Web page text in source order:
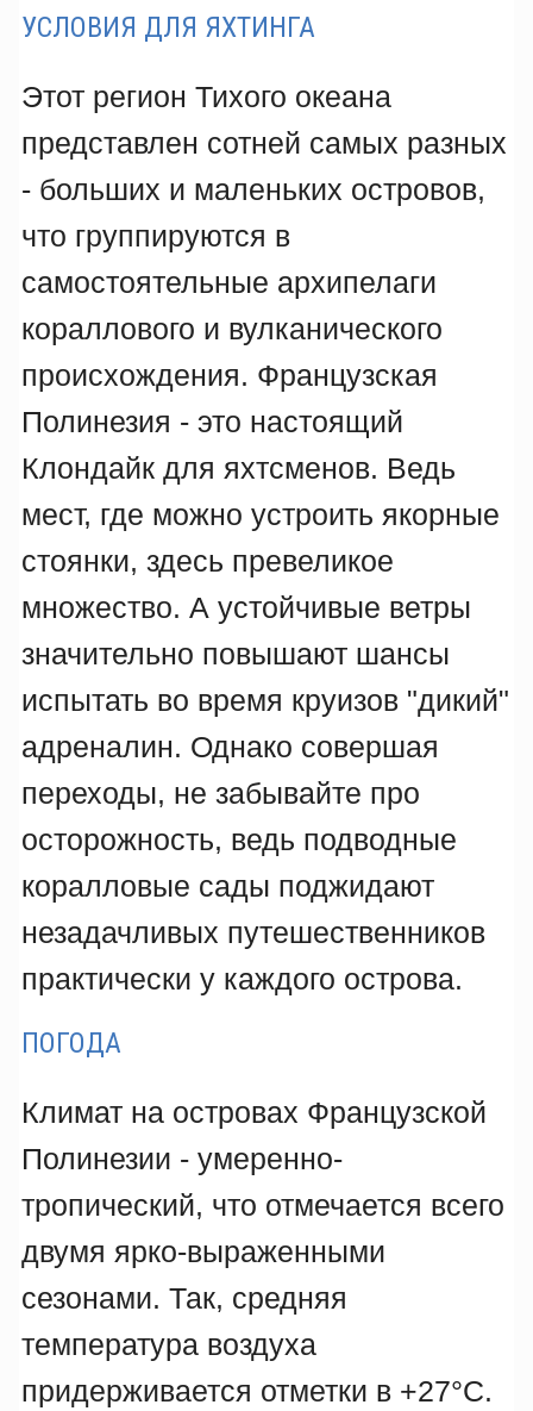
УСЛОВИЯ ДЛЯ ЯХТИНГА
Этот регион Тихого океана
представлен сотней самых разных
- больших и маленьких островов,
что группируются в
самостоятельные архипелаги
кораллового и вулканического
происхождения. Французская
Полинезия - это настоящий
Клондайк для яхтсменов. Ведь
мест, где можно устроить якорные
стоянки, здесь превеликое
множество. А устойчивые ветры
значительно повышают шансы
испытать во время круизов "дикий"
адреналин. Однако совершая
переходы, не забывайте про
осторожность, ведь подводные
коралловые сады поджидают
незадачливых путешественников
практически у каждого острова.
ПОГОДА
Климат на островах Французской
Полинезии - умеренно-
тропический, что отмечается всего
двумя ярко-выраженными
сезонами. Так, средняя
температура воздуха
придерживается отметки в +27°C.